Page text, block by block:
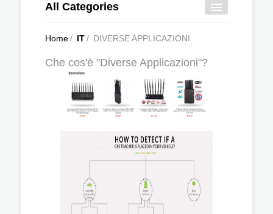
All Categories
Home/ IT/ DIVERSE APPLICAZIONI
Che cos'è "Diverse Applicazioni"?